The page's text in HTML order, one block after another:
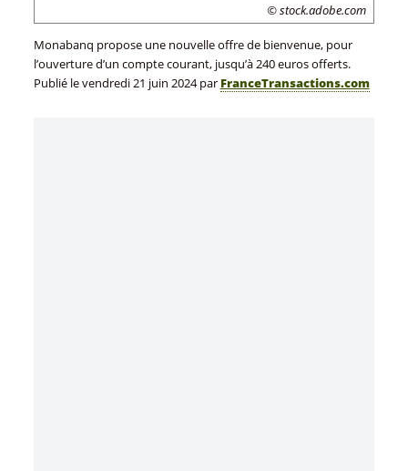
© stock.adobe.com
Monabanq propose une nouvelle offre de bienvenue, pour
l’ouverture d’un compte courant, jusqu’à 240 euros offerts.
Publié levendredi 21 juin 2024par FranceTransactions.com